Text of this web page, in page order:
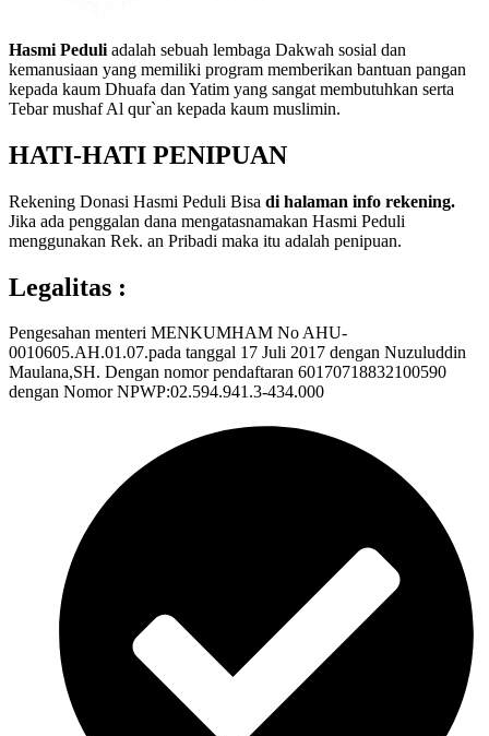
Hasmi Peduli adalah sebuah lembaga Dakwah sosial dan
kemanusiaan yang memiliki program memberikan bantuan pangan
kepada kaum Dhuafa dan Yatim yang sangat membutuhkan serta
Tebar mushaf Al qur`an kepada kaum muslimin.
HATI-HATI PENIPUAN
Rekening Donasi Hasmi Peduli Bisa di halaman info rekening.
Jika ada penggalan dana mengatasnamakan Hasmi Peduli
menggunakan Rek. an Pribadi maka itu adalah penipuan.
Legalitas :
Pengesahan menteri MENKUMHAM No AHU-
0010605.AH.01.07.pada tanggal 17 Juli 2017 dengan Nuzuluddin
Maulana,SH. Dengan nomor pendaftaran 60170718832100590
dengan Nomor NPWP:02.594.941.3-434.000